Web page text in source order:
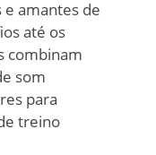
e amantes de
até os
combinam
som
para
treino